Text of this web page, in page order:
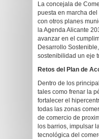
La concejala de
puesta en marcha
con otros planes
la Agenda Alicante
avanzar en el
Desarrollo
sostenibilidad un eje
Retos del Plan de
Dentro de los
tales como frenar la
fortalecer el
todas las zonas
de comercio de
los barrios, impulsar
tecnológica del